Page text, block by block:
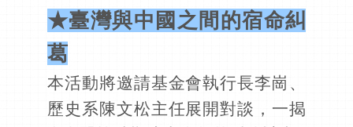
★臺灣與中國之間的宿命糾
葛
本活動將邀請基金會執行長李崗、
歷史系陳文松主任展開對談，一揭